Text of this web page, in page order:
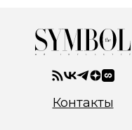
Контакты